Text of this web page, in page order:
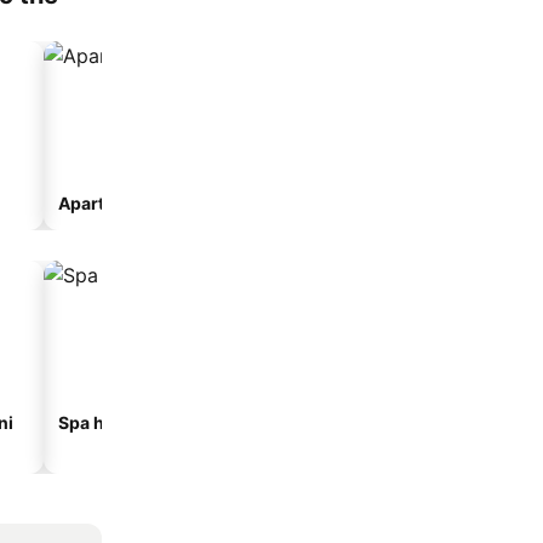
Apart-hotel
Spa hoteli